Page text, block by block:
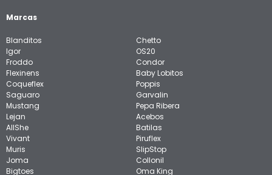
Marcas
Blanditos
Igor
Froddo
Flexinens
Coqueflex
Saguaro
Mustang
Lejan
AllShe
Vivant
Muris
Joma
Bigtoes
Chetto
OS20
Condor
Baby Lobitos
Poppis
Garvalin
Pepa Ribera
Acebos
Batilas
Piruflex
SlipStop
Collonil
Oma King